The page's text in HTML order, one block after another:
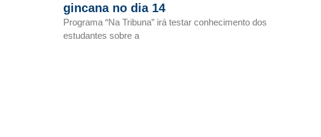
gincana no dia 14
Programa “Na Tribuna” irá testar conhecimento dos
estudantes sobre a